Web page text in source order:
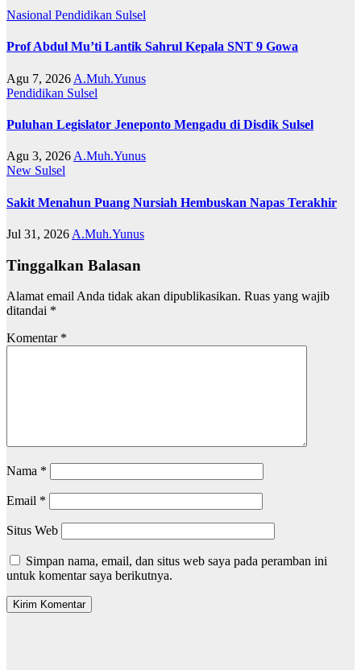
Nasional Pendidikan Sulsel
Prof Abdul Mu’ti Lantik Sahrul Kepala SNT 9 Gowa
Agu 7, 2026 A.Muh.Yunus
Pendidikan Sulsel
Puluhan Legislator Jeneponto Mengadu di Disdik Sulsel
Agu 3, 2026 A.Muh.Yunus
New Sulsel
Sakit Menahun Puang Nursiah Hembuskan Napas Terakhir
Jul 31, 2026 A.Muh.Yunus
Tinggalkan Balasan
Alamat email Anda tidak akan dipublikasikan. Ruas yang wajib
ditandai *
Komentar *
Nama *
Email *
Situs Web
Simpan nama, email, dan situs web saya pada peramban ini
untuk komentar saya berikutnya.